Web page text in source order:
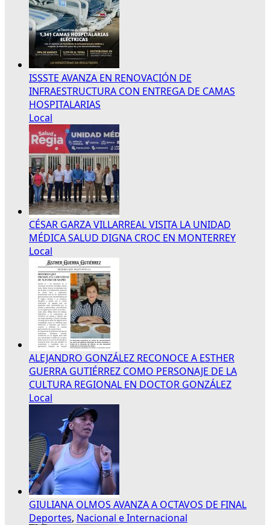
ISSSTE AVANZA EN RENOVACIÓN DE
INFRAESTRUCTURA CON ENTREGA DE CAMAS
HOSPITALARIAS
Local
CÉSAR GARZA VILLARREAL VISITA LA UNIDAD
MÉDICA SALUD DIGNA CROC EN MONTERREY
Local
ALEJANDRO GONZÁLEZ RECONOCE A ESTHER
GUERRA GUTIÉRREZ COMO PERSONAJE DE LA
CULTURA REGIONAL EN DOCTOR GONZÁLEZ
Local
GIULIANA OLMOS AVANZA A OCTAVOS DE FINAL
Deportes, Nacional e Internacional